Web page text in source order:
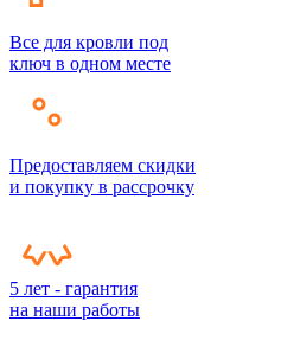
Все для кровли под
ключ в одном месте
Предоставляем скидки
и покупку в рассрочку
5 лет - гарантия
на наши работы